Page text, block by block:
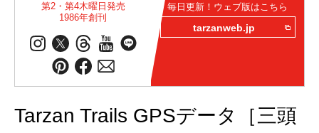
第2・第4木曜日発売
1986年創刊
毎日更新！ウェブ版はこちら
tarzanweb.jp
Tarzan Trails GPSデータ［三頭